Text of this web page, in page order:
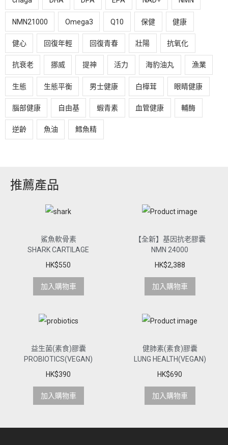
NMN21000 Omega3 Q10 保健 健康
健心 回復年輕 回復青春 壯陽 抗氧化
抗衰老 挪威 提神 活力 海豹油丸 漁業
生態 生態平衡 男士健康 白樺茸 眼睛健康
腦部健康 自由基 蝦青素 血管健康 輔酶
逆齡 魚油 鱈魚精
推薦產品
鯊魚軟骨素
SHARK CARTILAGE
HK$550
加入購物車
【全新】基因抗老膠囊
NMN 24000
HK$2,388
加入購物車
益生菌(素食)膠囊
PROBIOTICS(VEGAN)
HK$390
加入購物車
健肺素(素食)膠囊
LUNG HEALTH(VEGAN)
HK$690
加入購物車